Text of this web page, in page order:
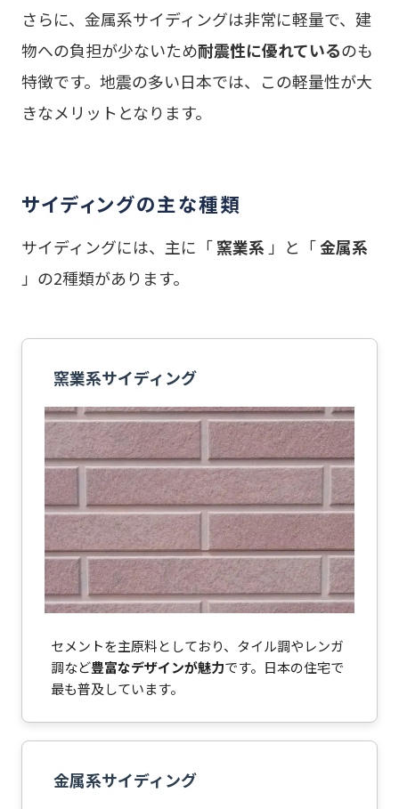
さらに、金属系サイディングは非常に軽量で、建
物への負担が少ないため耐震性に優れているのも
特徴です。地震の多い日本では、この軽量性が大
きなメリットとなります。
サイディングの主な種類
サイディングには、主に「窯業系」と「金属系
」の2種類があります。
窯業系サイディング
セメントを主原料としており、タイル調やレンガ
調など豊富なデザインが魅力です。日本の住宅で
最も普及しています。
金属系サイディング